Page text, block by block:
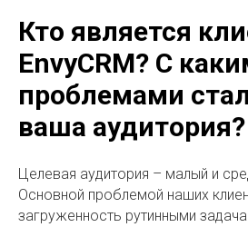
Кто является
EnvyCRM? С
проблемами
ваша аудитория?
Целевая аудитория – малый и
Основной проблемой наших
загруженность рутинными